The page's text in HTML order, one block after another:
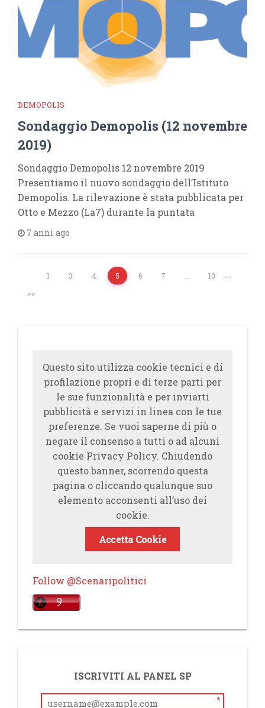
DEMOPOLIS
Sondaggio Demopolis (12 novembre
2019)
Sondaggio Demopolis 12 novembre 2019
Presentiamo il nuovo sondaggio dell’Istituto
Demopolis. La rilevazione è stata pubblicata per
Otto e Mezzo (La7) durante la puntata
7 anni ago
1 …
3 4 5 6 7
10
>>
Questo sito utilizza cookie tecnici e di
profilazione propri e di terze parti per
le sue funzionalità e per inviarti
pubblicità e servizi in linea con le tue
preferenze. Se vuoi saperne di più o
negare il consenso a tutti o ad alcuni
cookie Privacy Policy. Chiudendo
questo banner, scorrendo questa
pagina o cliccando qualunque suo
elemento acconsenti all’uso dei
cookie.
Accetta Cookie
Follow @Scenaripolitici
ISCRIVITI AL PANEL SP
*